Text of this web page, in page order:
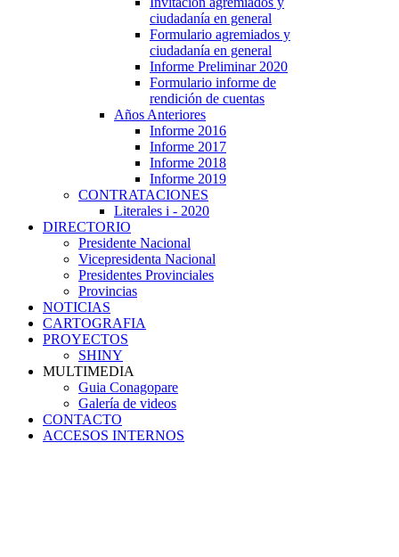
ciudadanía en general
Formulario agremiados y
ciudadanía en general
Informe Preliminar 2020
Formulario informe de
rendición de cuentas
Años Anteriores
Informe 2016
Informe 2017
Informe 2018
Informe 2019
CONTRATACIONES
Literales i - 2020
DIRECTORIO
Presidente Nacional
Vicepresidenta Nacional
Presidentes Provinciales
Provincias
NOTICIAS
CARTOGRAFIA
PROYECTOS
SHINY
MULTIMEDIA
Guia Conagopare
Galería de videos
CONTACTO
ACCESOS INTERNOS